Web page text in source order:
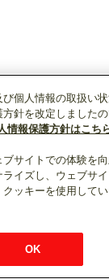
個人情報の取扱い
針を改定しました
情報保護方針はこち
サイトでの体験を
イズし、ウェブサ
ッキーを使用してい
OK